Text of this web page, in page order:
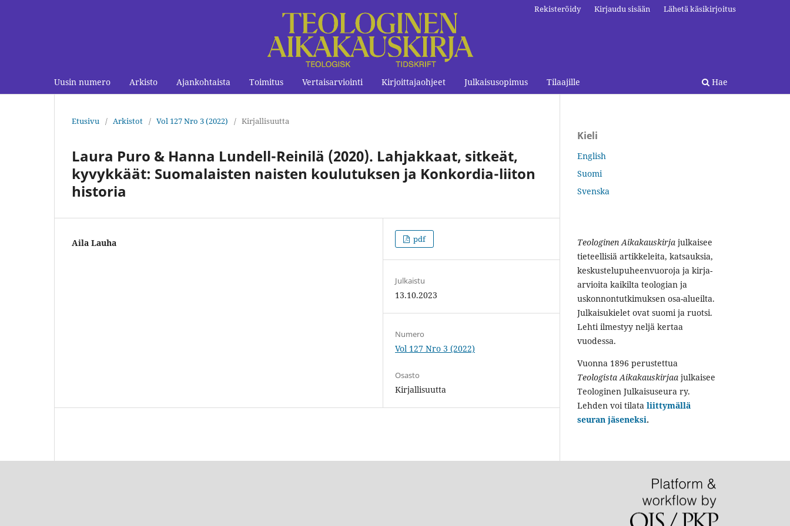
Uusin numero Arkisto Ajankohtaista Toimitus Vertaisarviointi Kirjoittajaohjeet Julkaisusopimus Tilaajille Hae
Rekisteröidy Kirjaudu sisään Lähetä käsikirjoitus
Etusivu / Arkistot / Vol 127 Nro 3 (2022) / Kirjallisuutta
Laura Puro & Hanna Lundell-Reinilä (2020). Lahjakkaat, sitkeät,
kyvykkäät: Suomalaisten naisten koulutuksen ja Konkordia-liiton
historia
Aila Lauha pdf
Julkaistu
13.10.2023
Numero
Vol 127 Nro 3 (2022)
Osasto
Kirjallisuutta
Kieli
English
Suomi
Svenska
Teologinen Aikakauskirja julkaisee
tieteellisiä artikkeleita, katsauksia,
keskustelupuheenvuoroja ja kirja-
arvioita kaikilta teologian ja
uskonnontutkimuksen osa-alueilta.
Julkaisukielet ovat suomi ja ruotsi.
Lehti ilmestyy neljä kertaa
vuodessa.
Vuonna 1896 perustettua
Teologista Aikakauskirjaa julkaisee
Teologinen Julkaisuseura ry.
Lehden voi tilata liittymällä
seuran jäseneksi.